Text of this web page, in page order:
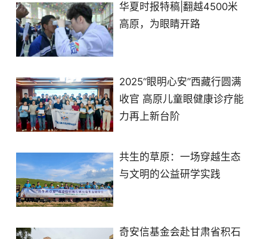
华夏时报特稿|翻越4500米
高原，为眼睛开路
2025“眼明心安”西藏行圆满
收官 高原儿童眼健康诊疗能
力再上新台阶
共生的草原：一场穿越生态
与文明的公益研学实践
奇安信基金会赴甘肃省积石